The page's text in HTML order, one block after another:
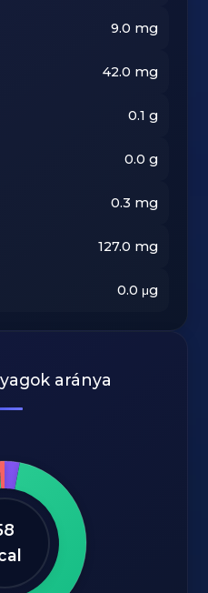
9.0 mg
42.0 mg
0.1 g
0.0 g
0.3 mg
127.0 mg
0.0 μg
aránya